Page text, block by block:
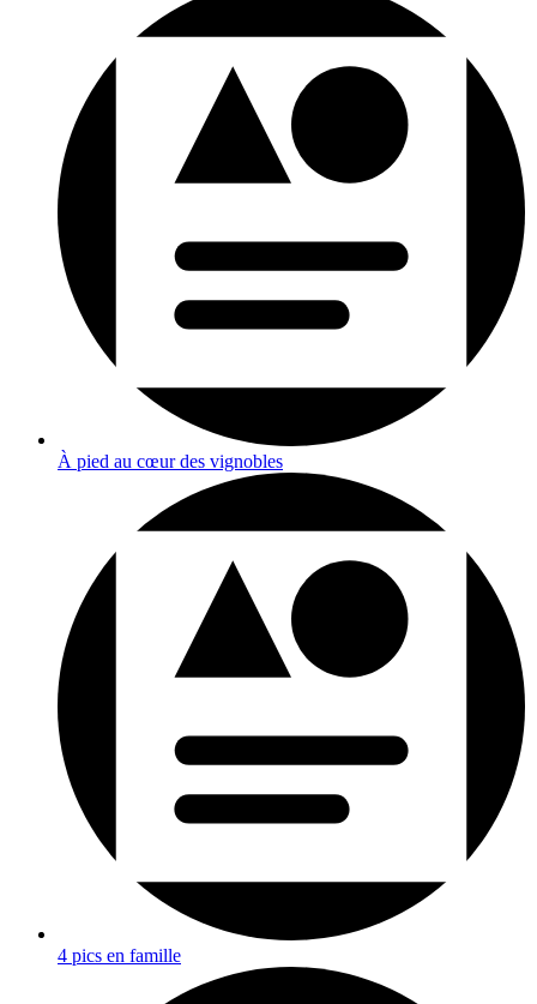
À pied au cœur des vignobles
4 pics en famille